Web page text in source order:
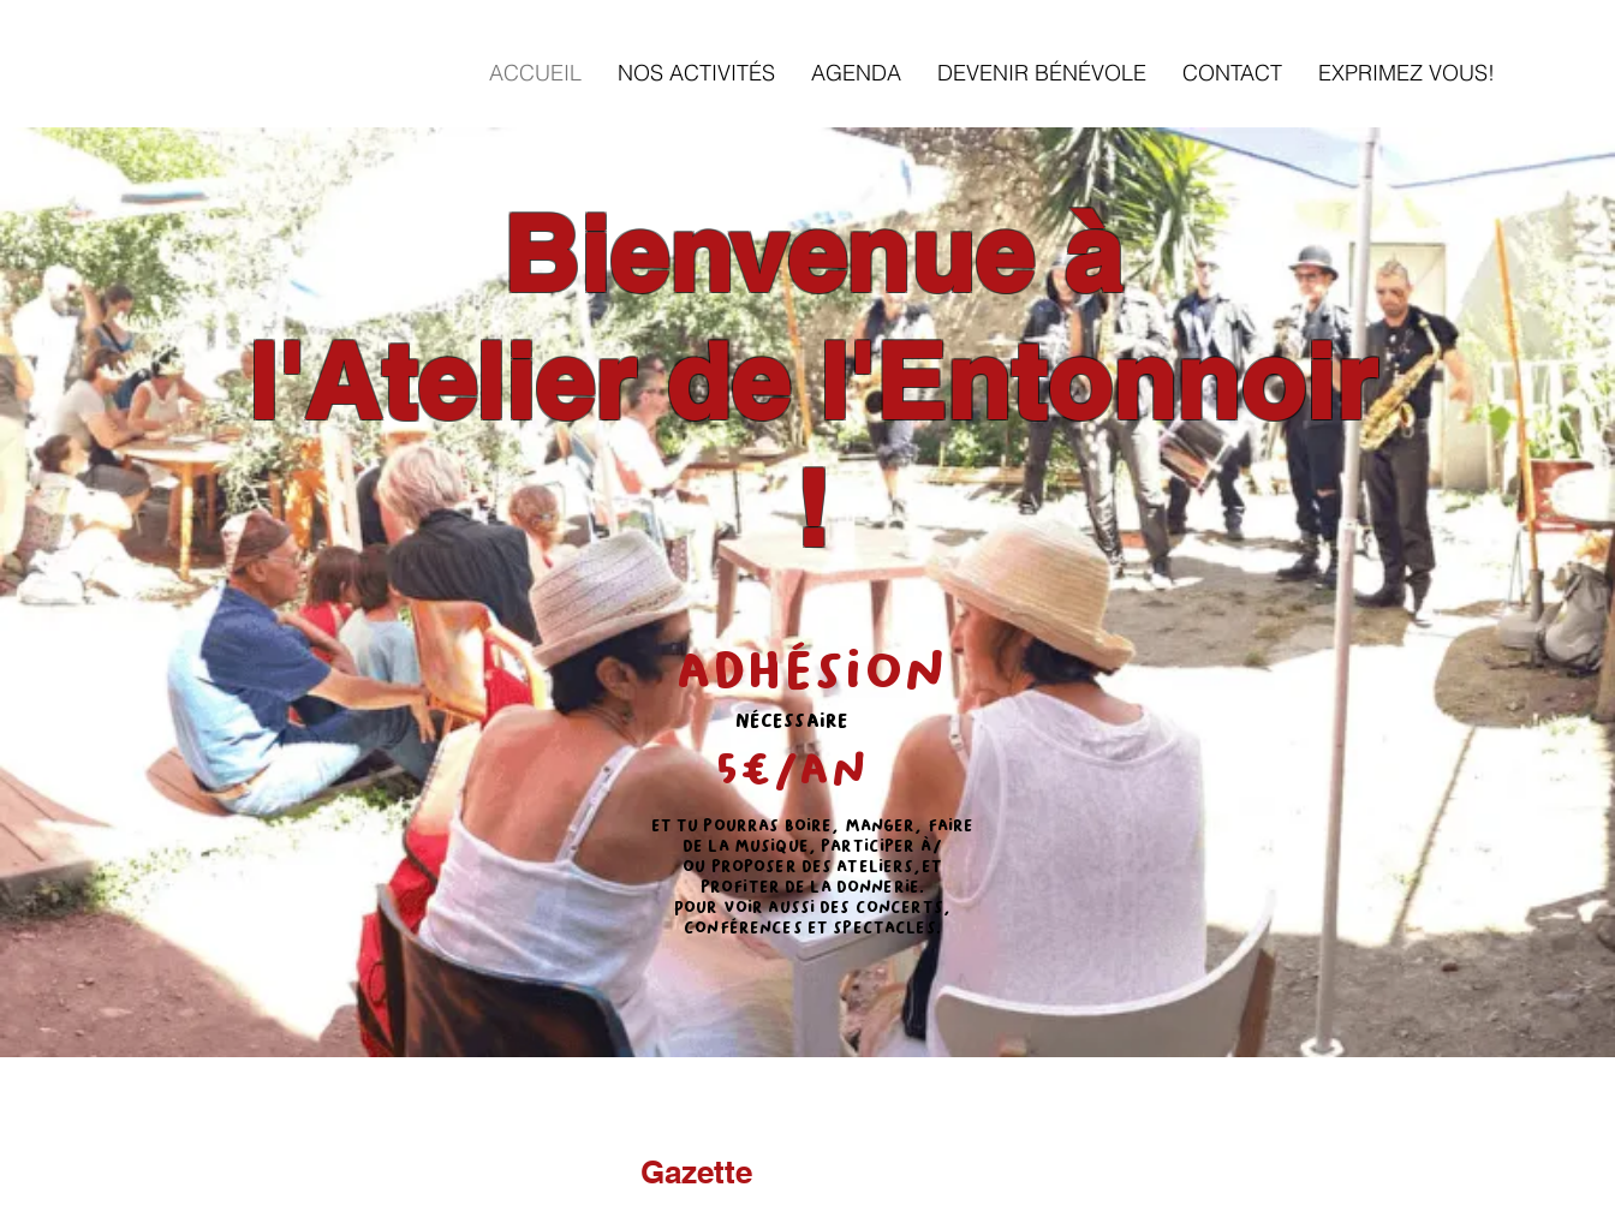
ACCUEIL NOS ACTIVITÉS AGENDA DEVENIR BÉNÉVOLE CONTACT EXPRIMEZ VOUS!
Bienvenue à
l'Atelier de l'Entonnoir
!
adhésion
5€/an
et tu pourrasboire, manger, faire
de la musique,participer à/
ou proposer des ateliers,et
profiter de la donnerie.
Pour voir aussi des concerts,
conférences et spectacles.
Nécessaire
Gazettehebdomadaire !